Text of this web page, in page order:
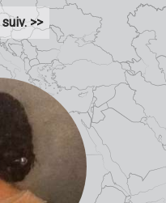
suiv. >>